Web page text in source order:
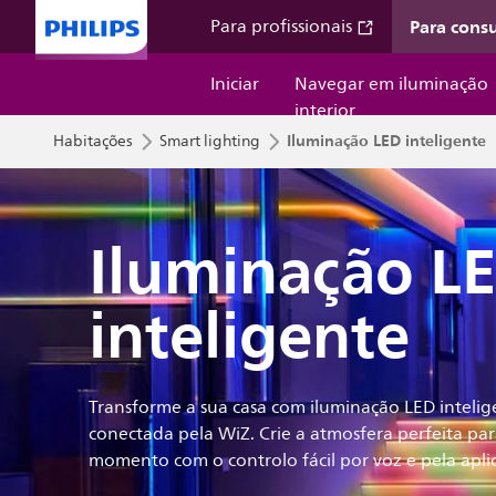
Para profissionais Para
Iniciar
Navegar em iluminação
interior
Habitações Smart lighting Iluminação LED inteligente
Iluminação
inteligente
Transforme a sua casa com iluminação LED
conectada pela WiZ. Crie a atmosfera perfeita
momento com o controlo fácil por voz e pela